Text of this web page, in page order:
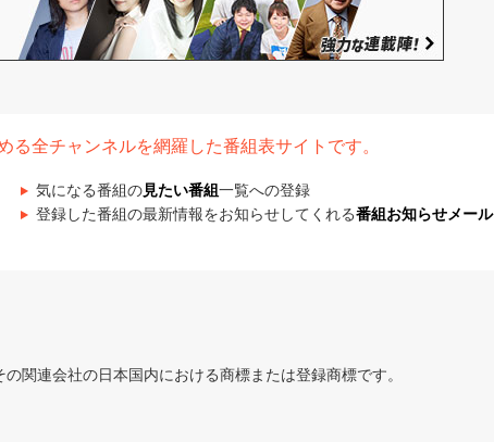
る全チャンネルを網羅した番組表サイトです。
気になる番組の見たい番組 一覧への登録
登録した番組の最新情報をお知らせしてくれる番組お知らせメール
関連会社の日本国内における商標または登録商標です。